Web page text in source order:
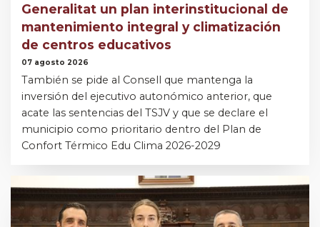
Generalitat un plan interinstitucional de
mantenimiento integral y climatización
de centros educativos
07 agosto 2026
También se pide al Consell que mantenga la
inversión del ejecutivo autonómico anterior, que
acate las sentencias del TSJV y que se declare el
municipio como prioritario dentro del Plan de
Confort Térmico Edu Clima 2026-2029